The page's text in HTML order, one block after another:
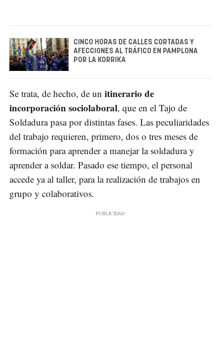
CINCO HORAS DE CALLES CORTADAS Y
AFECCIONES AL TRÁFICO EN PAMPLONA
POR LA KORRIKA
Se trata, de hecho, de un itinerario de
incorporación sociolaboral, que en el Tajo de
Soldadura pasa por distintas fases. Las peculiaridades
del trabajo requieren, primero, dos o tres meses de
formación para aprender a manejar la soldadura y
aprender a soldar. Pasado ese tiempo, el personal
accede ya al taller, para la realización de trabajos en
grupo y colaborativos.